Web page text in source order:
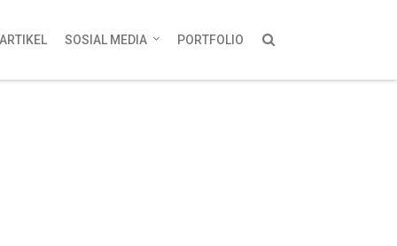
ARTIKEL SOSIAL MEDIA PORTFOLIO